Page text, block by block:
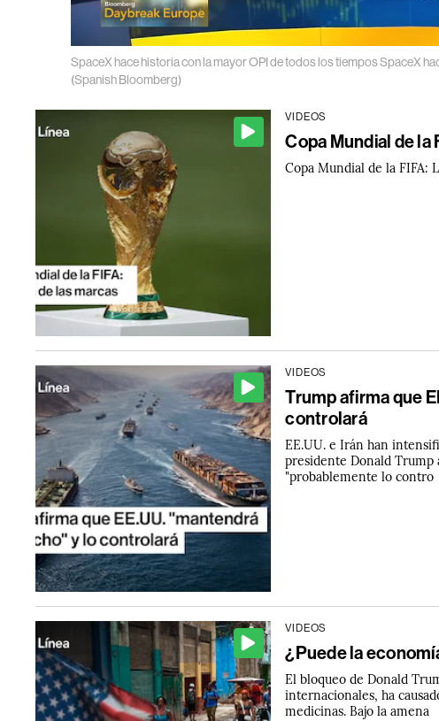
SpaceX hace historia con la mayor OPI de todos los tiemposSpaceX
(Spanish Bloomberg)
VIDEOS
Copa Mundial de la
Copa Mundial de la FIFA:
VIDEOS
Trump afirma que
controlará
EE.UU. e Irán han
presidente Donald Trump
"probablemente lo contro
VIDEOS
¿Puede la
El bloqueo de Donald
internacionales, ha
medicinas. Bajo la amena